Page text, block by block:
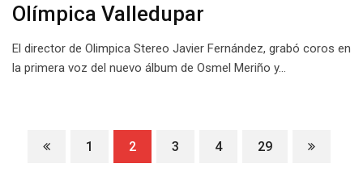
Olímpica Valledupar
El director de Olimpica Stereo Javier Fernández, grabó coros en
la primera voz del nuevo álbum de Osmel Meriño y…
1 2 3 4 29